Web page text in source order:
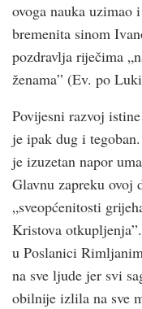
ovoga nauka uzimao
bremenita sinom
pozdravlja riječima
ženama” (Ev. po
Povijesni razvoj
je ipak dug i
je izuzetan napor
Glavnu zapreku ovoj
„sveopćenitosti
Kristova
u Poslanici
na sve ljude jer svi
obilnije izlila na sve